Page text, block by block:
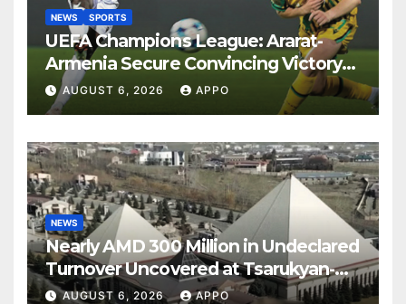
NEWS SPORTS
UEFA Champions League: Ararat-
Armenia Secure Convincing Victory
Over Shamrock Rovers 2-0
AUGUST 6, 2026 APPO
NEWS
Nearly AMD 300 Million in Undeclared
Turnover Uncovered at Tsarukyan-
Owned Entertainment Center
AUGUST 6, 2026 APPO